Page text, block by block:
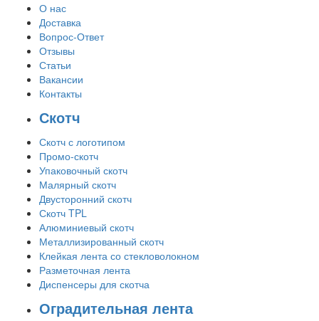
О нас
Доставка
Вопрос-Ответ
Отзывы
Статьи
Вакансии
Контакты
Скотч
Скотч с логотипом
Промо-скотч
Упаковочный скотч
Малярный скотч
Двусторонний скотч
Скотч TPL
Алюминиевый скотч
Металлизированный скотч
Клейкая лента со стекловолокном
Разметочная лента
Диспенсеры для скотча
Оградительная лента